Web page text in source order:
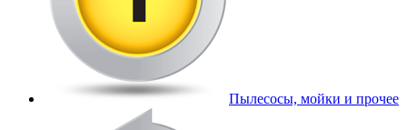
Пылесосы, мойки и прочее